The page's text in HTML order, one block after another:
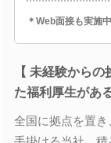
＊Web面接も実施
【 未経験から
た福利厚生があ
全国に拠点を置